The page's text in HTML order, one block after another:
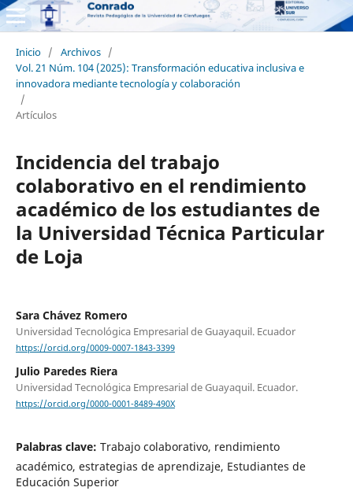
Inicio / Archivos /
Vol. 21 Núm. 104 (2025): Transformación educativa inclusiva e
innovadora mediante tecnología y colaboración
/
Artículos
Incidencia del trabajo
colaborativo en el rendimiento
académico de los estudiantes de
la Universidad Técnica Particular
de Loja
Sara Chávez Romero
Universidad Tecnológica Empresarial de Guayaquil. Ecuador
https://orcid.org/0009-0007-1843-3399
Julio Paredes Riera
Universidad Tecnológica Empresarial de Guayaquil. Ecuador.
https://orcid.org/0000-0001-8489-490X
Palabras clave: Trabajo colaborativo, rendimiento
académico, estrategias de aprendizaje, Estudiantes de
Educación Superior